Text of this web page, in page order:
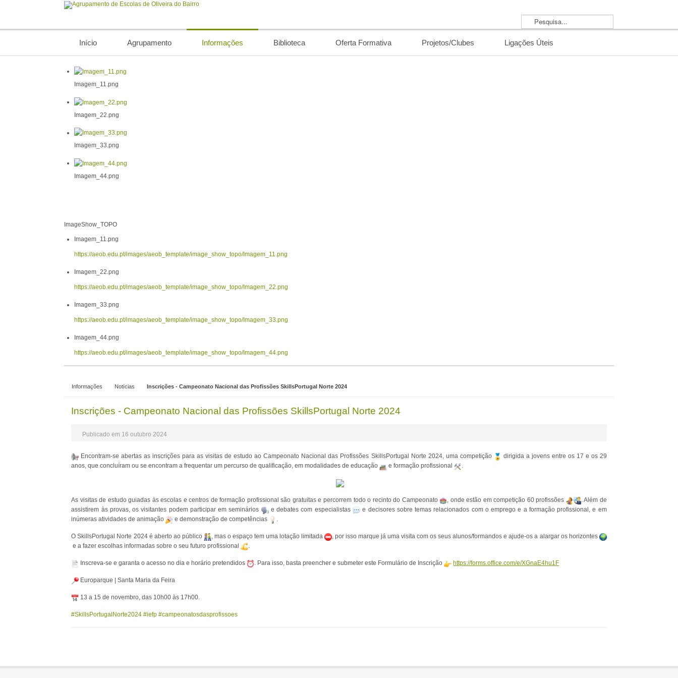
Pesquisa...
Início Agrupamento Informações Biblioteca Oferta Formativa Projetos/Clubes Ligações Úteis
Imagem_11.png
Imagem_22.png
Imagem_33.png
Imagem_44.png
ImageShow_TOPO
Imagem_11.png
https://aeob.edu.pt/images/aeob_template/image_show_topo/Imagem_11.png
Imagem_22.png
https://aeob.edu.pt/images/aeob_template/image_show_topo/Imagem_22.png
Imagem_33.png
https://aeob.edu.pt/images/aeob_template/image_show_topo/Imagem_33.png
Imagem_44.png
https://aeob.edu.pt/images/aeob_template/image_show_topo/Imagem_44.png
Informações Notícias Inscrições - Campeonato Nacional das Profissões SkillsPortugal Norte 2024
Inscrições - Campeonato Nacional das Profissões SkillsPortugal Norte 2024
Publicado em 16 outubro 2024
Encontram-se abertas as inscrições para as visitas de estudo ao Campeonato Nacional das Profissões SkillsPortugal Norte 2024, uma competição
dirigida a jovens entre os 17 e os 29
anos, que concluíram ou se encontram a frequentar um percurso de qualificação, em modalidades de educação
e formação profissional .
As visitas de estudo guiadas às escolas e centros de formação profissional são gratuitas e percorrem todo o recinto do Campeonato , onde estão em competição 60 profissões
. Além de
assistirem às provas, os visitantes podem participar em seminários
e debates com especialistas
e decisores sobre temas relacionados com o emprego e a formação profissional, e em
inúmeras atividades de animação
e demonstração de competências .
O SkillsPortugal Norte 2024 é aberto ao público , mas o espaço tem uma lotação limitada
, por isso marque já uma visita com os seus alunos/formandos e ajude-os a alargar os horizontes
e a fazer escolhas informadas sobre o seu futuro profissional
.
Inscreva-se e garanta o acesso no dia e horário pretendidos . Para isso, basta preencher e submeter este Formulário de Inscrição https://forms.office.com/e/XGnaE4hu1F
Europarque | Santa Maria da Feira
13 a 15 de novembro, das 10h00 às 17h00.
#SkillsPortugalNorte2024 #iefp #campeonatosdasprofissoes